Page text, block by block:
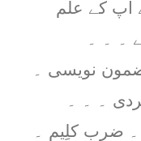
آپ کے علم
۔ ۔ ۔
نویسی ۔
۔ ۔ ۔
۔ ضرب کلِیم ۔